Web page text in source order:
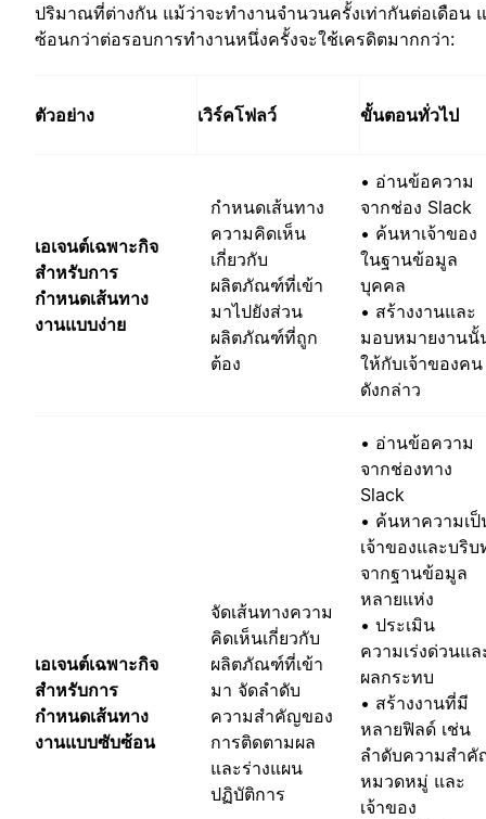
ปริมาณที่ต่างกัน แม้ว่าจะทำงานจำนวนครั้งเท่ากันต่อเดือน
ซ้อนกว่าต่อรอบการทำงานหนึ่งครั้งจะใช้เครดิตมากกว่า:
ตัวอย่าง เวิร์คโฟลว์ ขั้นตอนทั่วไป
เอเจนต์เฉพาะกิจ
สำหรับการ
กำหนดเส้นทาง
งานแบบง่าย
กำหนดเส้นทาง
ความคิดเห็น
เกี่ยวกับ
ผลิตภัณฑ์ที่เข้า
มาไปยังส่วน
ผลิตภัณฑ์ที่ถูก
ต้อง
• อ่านข้อความ
จากช่อง Slack
• ค้นหาเจ้าของ
ในฐานข้อมูล
บุคคล
• สร้างงานและ
มอบหมายงานนั้
ให้กับเจ้าของคน
ดังกล่าว
เอเจนต์เฉพาะกิจ
สำหรับการ
กำหนดเส้นทาง
งานแบบซับซ้อน
จัดเส้นทางความ
คิดเห็นเกี่ยวกับ
ผลิตภัณฑ์ที่เข้า
มา จัดลำดับ
ความสำคัญของ
การติดตามผล
และร่างแผน
ปฏิบัติการ
• อ่านข้อความ
จากช่องทาง
Slack
• ค้นหาความเป็
เจ้าของและบริบ
จากฐานข้อมูล
หลายแห่ง
• ประเมิน
ความเร่งด่วนแล
ผลกระทบ
• สร้างงานที่มี
หลายฟิลด์ เช่น
ลำดับความสำ
หมวดหมู่ และ
เจ้าของ